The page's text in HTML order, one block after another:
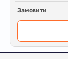
Замовити